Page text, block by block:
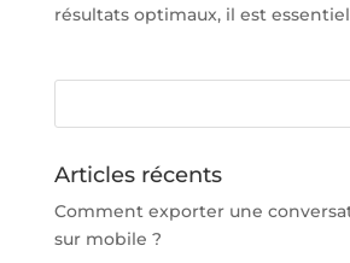
résultats optimaux, il est essentiel
Articles récents
Comment exporter une
sur mobile ?